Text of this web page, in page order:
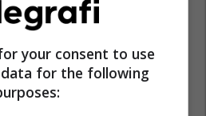
your consent to use
for the following